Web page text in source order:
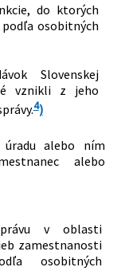
do ktorých
osobitných
Slovenskej
vznikli z jeho
4)
alebo ním
alebo
v oblasti
zamestnanosti
osobitných